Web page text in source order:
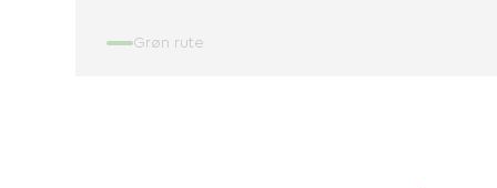
Grøn rute